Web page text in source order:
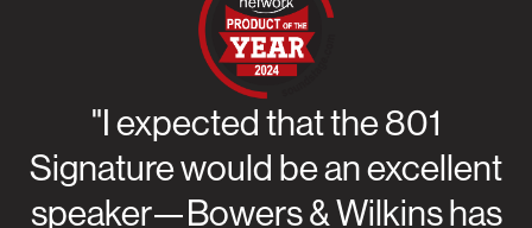
"I expected that the 801
Signature would be an excellent
speaker—Bowers & Wilkins has